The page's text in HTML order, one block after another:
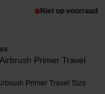
Niet op voorraad
Primer Travel
Primer Travel Size